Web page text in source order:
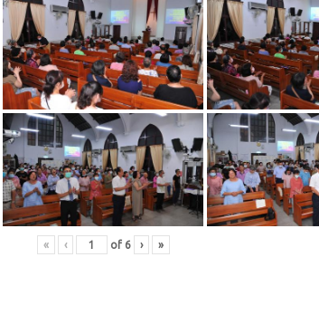
« ‹ of 6 › »